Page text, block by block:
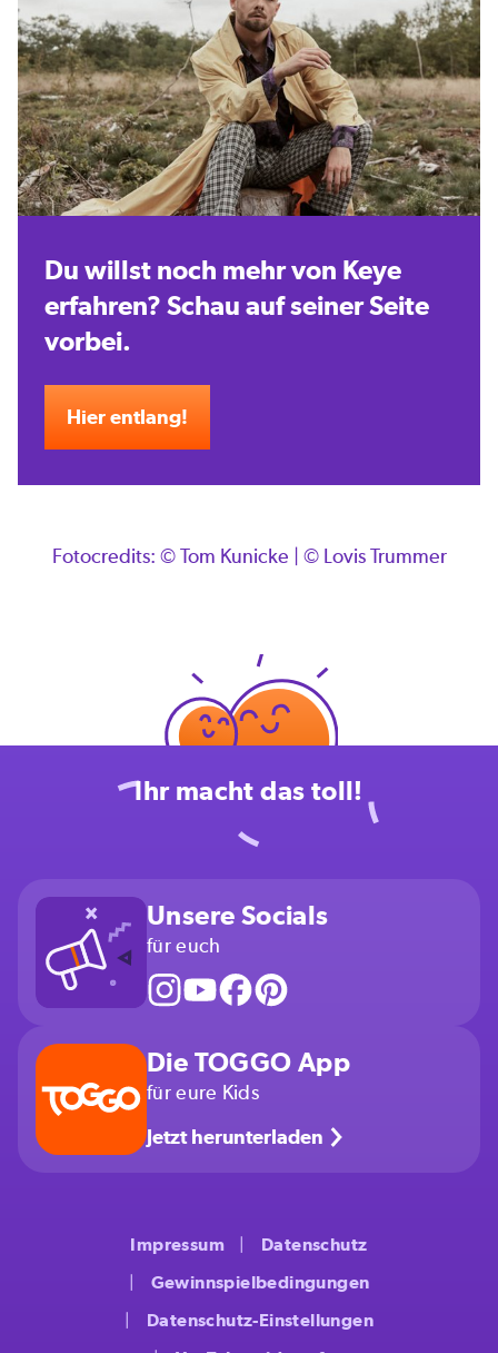
Du willst noch mehr von Keye
erfahren? Schau auf seiner Seite
vorbei.
Hier entlang!
Fotocredits: © Tom Kunicke | © Lovis Trummer
Ihr macht das toll!
Unsere Socials
für euch
Die TOGGO App
für eure Kids
Jetzt herunterladen
Impressum
Datenschutz
Gewinnspielbedingungen
Datenschutz-Einstellungen